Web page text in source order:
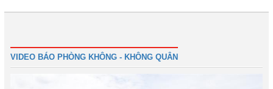
VIDEO BÁO PHÒNG KHÔNG - KHÔNG QUÂN